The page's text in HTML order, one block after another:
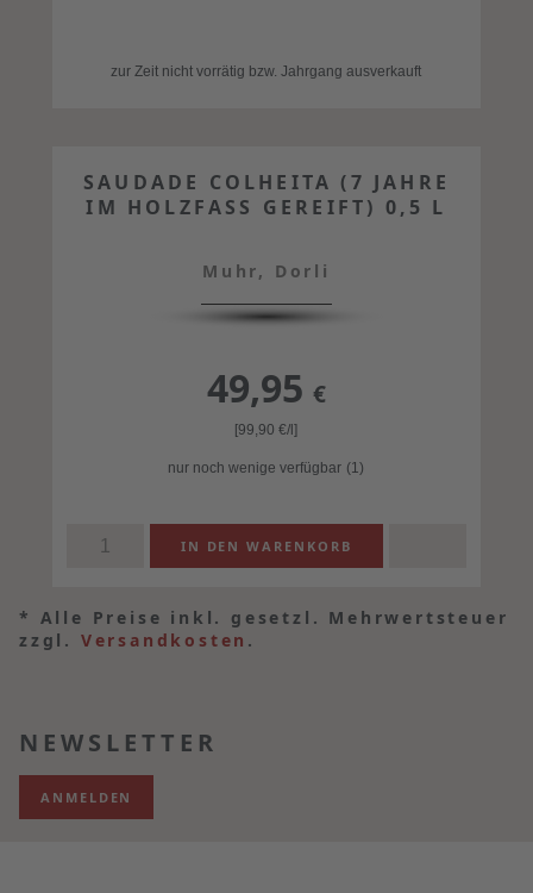
zur Zeit nicht vorrätig bzw. Jahrgang ausverkauft
SAUDADE COLHEITA (7 JAHRE
IM HOLZFASS GEREIFT) 0,5 L
Muhr, Dorli
49,95 €
[99,90€/l]
nur noch wenige verfügbar (1)
* Alle Preise inkl. gesetzl. Mehrwertsteuer
zzgl. Versandkosten .
NEWSLETTER
ANMELDEN